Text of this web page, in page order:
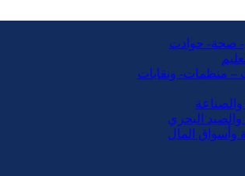
صحة- حوادت
– منظمات- ونقابات
والصناعة
والصيد البحري
وأسواق المال